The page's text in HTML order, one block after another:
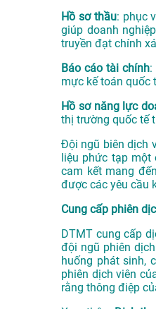
Hồ sơ thầu: phục
giúp doanh
truyền đạt chính
Báo cáo tài chính:
mực kế toán quốc
Hồ sơ năng lực
thị trường quốc tế
Đội ngũ biên dịch
liệu phức tạp
cam kết mang
được các yêu cầu
Cung cấp phiên
DTMT cung cấp
đội ngũ phiên
huống phát sinh,
phiên dịch viên
rằng thông điệp